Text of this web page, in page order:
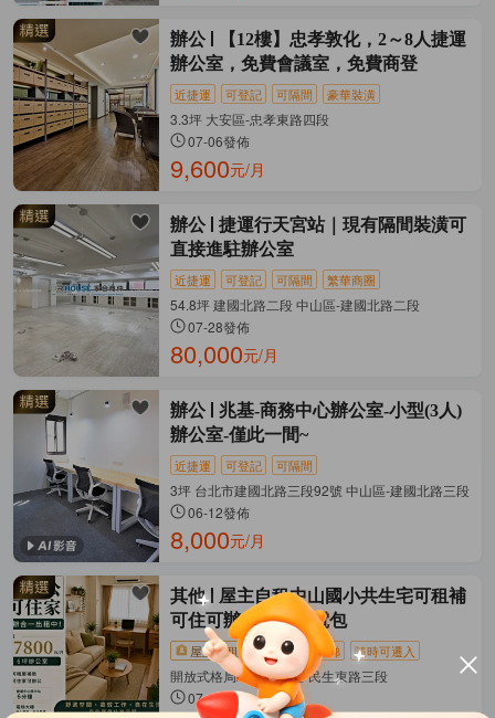
辦公
【12樓】忠孝敦化，2～8人捷運
辦公室，免費會議室，免費商登
近捷運 可登記 可隔間 豪華裝潢
3.3坪 大安區-忠孝東路四段
07-06發佈
9,600元/月
辦公
捷運行天宮站｜現有隔間裝潢可
直接進駐辦公室
近捷運 可登記 可隔間 繁華商圈
54.8坪 建國北路二段 中山區-建國北路二段
07-28發佈
80,000元/月
辦公
兆基-商務中心辦公室-小型(3人)
辦公室-僅此一間~
近捷運 可登記 可隔間
3坪 台北市建國北路三段92號 中山區-建國北路三段
06-12發佈
8,000元/月
其他
屋主自租中山國小共生宅可租補
可住可辦公包水包電包
屋主直租 近捷運 有電梯 隨時可遷入
開放式格局/6坪 中山區-民生東路三段
07-21發佈